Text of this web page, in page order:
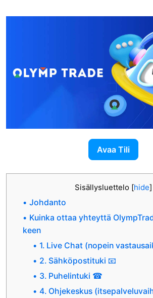
Avaa Tili
Sisällysluettelo [hide]
Johdanto
Kuinka ottaa yhteyttä
keen
1. Live Chat (nopein
2. Sähköpostituki 📧
3. Puhelintuki ☎
4. Ohjekeskus